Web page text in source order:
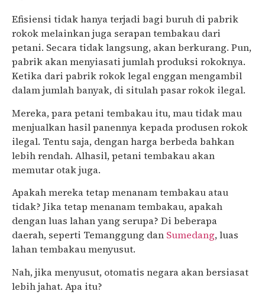
Efisiensi tidak hanya terjadi bagi buruh di pabrik
rokok melainkan juga serapan tembakau dari
petani. Secara tidak langsung, akan berkurang. Pun,
pabrik akan menyiasati jumlah produksi rokoknya.
Ketika dari pabrik rokok legal enggan mengambil
dalam jumlah banyak, di situlah pasar rokok ilegal.
Mereka, para petani tembakau itu, mau tidak mau
menjualkan hasil panennya kepada produsen rokok
ilegal. Tentu saja, dengan harga berbeda bahkan
lebih rendah. Alhasil, petani tembakau akan
memutar otak juga.
Apakah mereka tetap menanam tembakau atau
tidak? Jika tetap menanam tembakau, apakah
dengan luas lahan yang serupa? Di beberapa
daerah, seperti Temanggung dan Sumedang, luas
lahan tembakau menyusut.
Nah, jika menyusut, otomatis negara akan bersiasat
lebih jahat. Apa itu?